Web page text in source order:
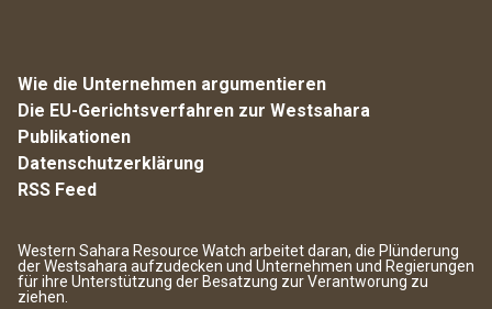
Wie die Unternehmen argumentieren
Die EU-Gerichtsverfahren zur Westsahara
Publikationen
Datenschutzerklärung
RSS Feed
Western Sahara Resource Watch arbeitet daran, die Plünderung
der Westsahara aufzudecken und Unternehmen und Regierungen
für ihre Unterstützung der Besatzung zur Verantworung zu
ziehen.